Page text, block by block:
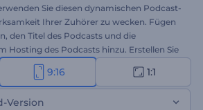
Sie diesen dynamischen Podcast-
Ihrer Zuhörer zu wecken. Fügen
den Titel des Podcasts und die
Hosting des Podcasts hinzu. Erstellen Sie
um das Interesse Ihrer Zuhörer zu
jetzt aus! 9:16 1:1
Version